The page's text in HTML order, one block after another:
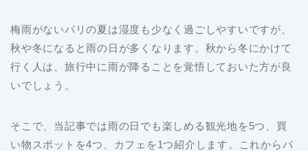
梅雨がないパリの夏は湿度も少なく過ごしやすいですが、
秋や冬になると雨の日が多くなります。秋から冬にかけて
行く人は、旅行中に雨が降ることを覚悟しておいた方が良
いでしょう。
そこで、当記事では雨の日でも楽しめる観光地を5つ、買
い物スポットを4つ、カフェを1つ紹介します。これからパ